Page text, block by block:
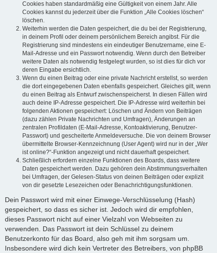
Cookies haben standardmäßig eine Gültigkeit von einem Jahr. Alle
Cookies kannst du jederzeit über die Funktion „Alle Cookies löschen“
löschen.
Weiterhin werden die Daten gespeichert, die du bei der Registrierung,
in deinem Profil oder deinem persönlichem Bereich angibst. Für die
Registrierung sind mindestens ein eindeutiger Benutzername, eine E-
Mail-Adresse und ein Passwort notwendig. Wenn durch den Betreiber
weitere Daten als notwendig festgelegt wurden, so ist dies für dich vor
deren Eingabe ersichtlich.
Wenn du einen Beitrag oder eine private Nachricht erstellst, so werden
die dort eingegebenen Daten ebenfalls gespeichert. Gleiches gilt, wenn
du einen Beitrag als Entwurf zwischenspeicherst. In diesen Fällen wird
auch deine IP-Adresse gespeichert. Die IP-Adresse wird weiterhin bei
folgenden Aktionen gespeichert: Löschen und Ändern von Beiträgen
(dazu zählen Private Nachrichten und Umfragen), Änderungen an
zentralen Profildaten (E-Mail-Adresse, Kontoaktivierung, Benutzer-
Passwort) und gescheiterte Anmeldeversuche. Die von deinem Browser
übermittelte Browser-Kennzeichnung (User Agent) wird nur in der „Wer
ist online?“-Funktion angezeigt und nicht dauerhaft gespeichert.
Schließlich erfordern einzelne Funktionen des Boards, dass weitere
Daten gespeichert werden. Dazu gehören dein Abstimmungsverhalten
bei Umfragen, der Gelesen-Status von deinen Beiträgen oder explizit
von dir gesetzte Lesezeichen oder Benachrichtigungsfunktionen.
Dein Passwort wird mit einer Einwege-Verschlüsselung (Hash)
gespeichert, so dass es sicher ist. Jedoch wird dir empfohlen,
dieses Passwort nicht auf einer Vielzahl von Webseiten zu
verwenden. Das Passwort ist dein Schlüssel zu deinem
Benutzerkonto für das Board, also geh mit ihm sorgsam um.
Insbesondere wird dich kein Vertreter des Betreibers, von phpBB